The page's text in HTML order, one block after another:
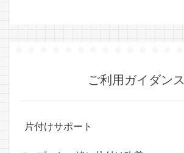
ご利用ガイダンス
片付けサポート